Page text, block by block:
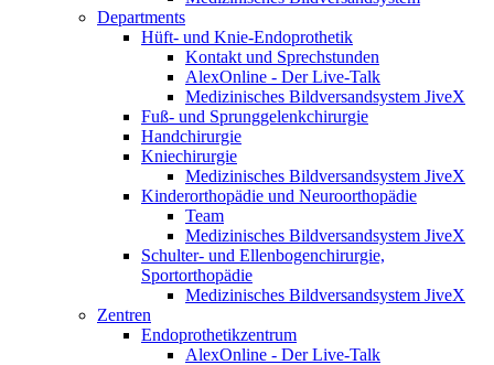
Departments
Hüft- und Knie-Endoprothetik
Kontakt und Sprechstunden
AlexOnline - Der Live-Talk
Medizinisches Bildversandsystem JiveX
Fuß- und Sprunggelenkchirurgie
Handchirurgie
Kniechirurgie
Medizinisches Bildversandsystem JiveX
Kinderorthopädie und Neuroorthopädie
Team
Medizinisches Bildversandsystem JiveX
Schulter- und Ellenbogenchirurgie,
Sportorthopädie
Medizinisches Bildversandsystem JiveX
Zentren
Endoprothetikzentrum
AlexOnline - Der Live-Talk